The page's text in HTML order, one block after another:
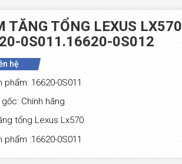
TĂNG TỔNG LEXUS LX570
0S011.16620-0S012
hệ
phẩm: 16620-0S011
Chính hãng
tổng Lexus Lx570
phẩm :16620-0S011